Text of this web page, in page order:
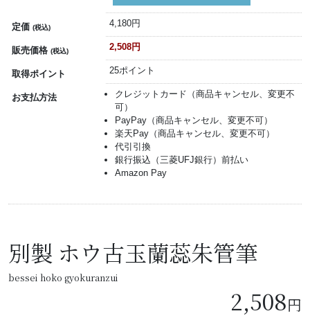
定価 (税込) 4,180円
販売価格 (税込) 2,508円
取得ポイント 25ポイント
お支払方法
クレジットカード（商品キャンセル、変更不
可）
PayPay（商品キャンセル、変更不可）
楽天Pay（商品キャンセル、変更不可）
代引引換
銀行振込（三菱UFJ銀行）前払い
Amazon Pay
別製 ホウ古玉蘭蕊朱管筆
bessei hoko gyokuranzui
2,508円